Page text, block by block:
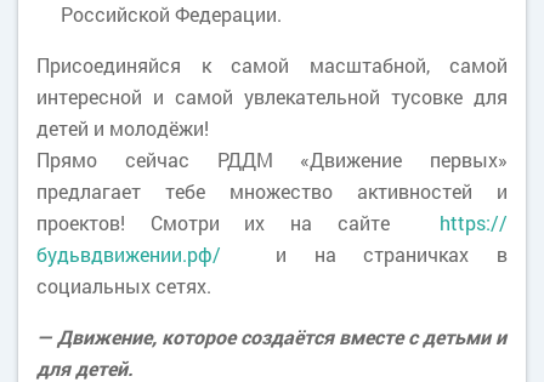
Российской Федерации.
Присоединяйся к самой масштабной, самой
интересной и самой увлекательной тусовке для
детей и молодёжи!
Прямо сейчас РДДМ «Движение первых»
предлагает тебе множество активностей и
проектов! Смотри их на сайте https://
будьвдвижении.рф/ и на страничках в
социальных сетях.
— Движение, которое создаётся вместе с детьми и
для детей.